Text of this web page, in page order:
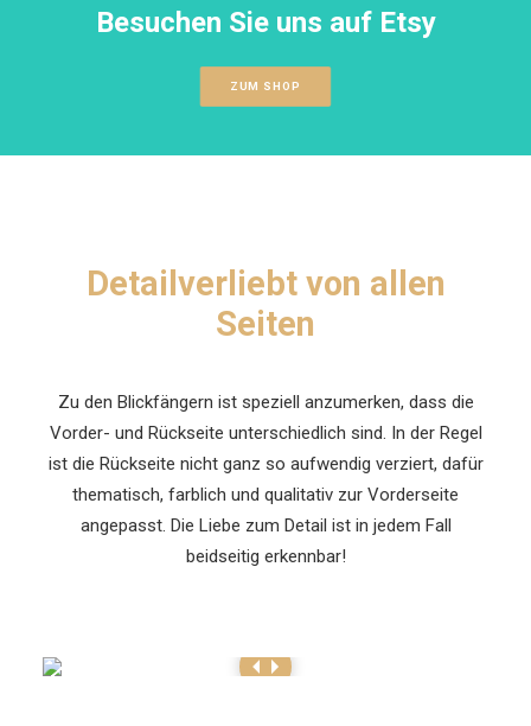
Besuchen Sie uns auf Etsy
ZUM SHOP
Detailverliebt von allen
Seiten
Zu den Blickfängern ist speziell anzumerken, dass die
Vorder- und Rückseite unterschiedlich sind. In der Regel
ist die Rückseite nicht ganz so aufwendig verziert, dafür
thematisch, farblich und qualitativ zur Vorderseite
angepasst. Die Liebe zum Detail ist in jedem Fall
beidseitig erkennbar!